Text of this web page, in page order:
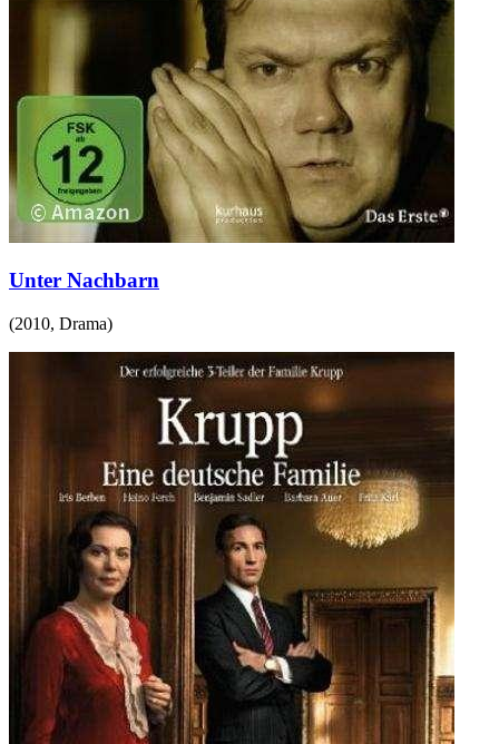
Unter Nachbarn
(2010, Drama)